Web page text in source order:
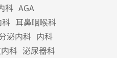
科 AGA
科 耳鼻咽喉科
泌内科 内科
科 泌尿器科